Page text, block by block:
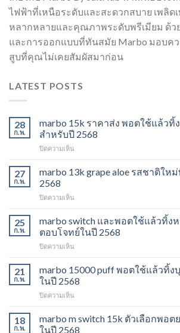
ไฟฟ้าที่เหนือระดับและสะดวกสบาย เพลิด
หลากหลายและคุณภาพระดับพรีเมียม ด้ว
และการออกแบบที่ทันสมัย Marbo มอบค
สูบที่คุณไม่เคยสัมผัสมาก่อน
LATEST POSTS
28
ก.พ.
marbo 15k ราคาส่ง พอตใช้แล้วทิ้
สำหรับปี 2568
ปิดความเห็น
15k
ราคา
พอต
แล้ว
ทิ้ง
เลือก
นิยม
สำหรับ
2568
27
ก.พ.
marbo 13k grape aloe รสชาติใ
2568
ปิดความเห็น
13k
grape
aloe
รสชาติ
ที่
ไม่
พลาด
2568
25
ก.พ.
marbo switch และพอตใช้แล้วทิ้ง
ตอบโจทย์ในปี 2568
ปิดความเห็น
switch
และ
พอต
ใช้
ทิ้ง
หลาก
21
ก.พ.
marbo 15000 puff พอตใช้แล้วทิ้
ในปี 2568
ปิดความเห็น
15000
puff
18
ก.พ.
marbo m switch 15k ตัวเลือกพอ
ในปี 2568